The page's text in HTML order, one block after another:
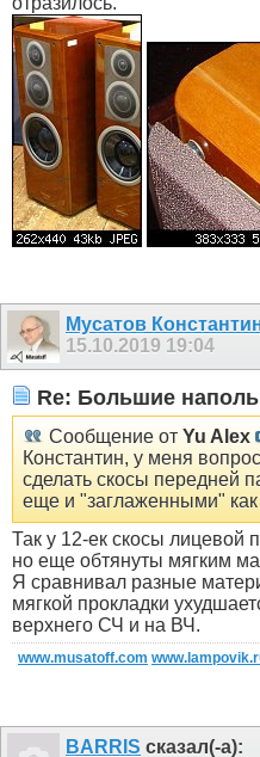
Мусатов
15.10.2019 19:04
Re: Большие
Сообщение от Yu Alex
Константин, у меня
сделать скосы передней
еще и "заглаженными"
Так у 12-ек скосы лицевой
но еще обтянуты мягким
Я сравнивал разные
мягкой прокладки
верхнего СЧ и на ВЧ.
www.musatoff.com
BARRIS сказал(-а):